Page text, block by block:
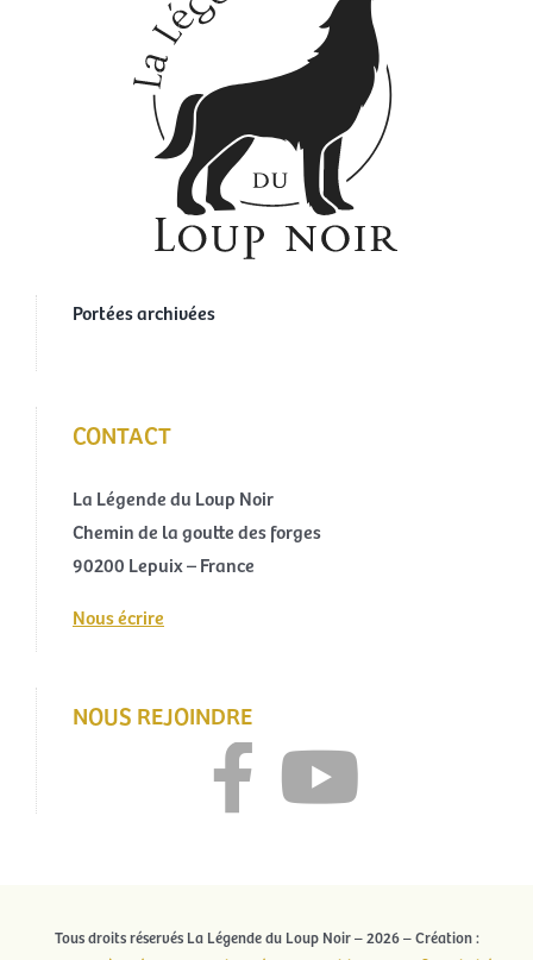
Portées archivées
CONTACT
La Légende du Loup Noir
Chemin de la goutte des forges
90200 Lepuix – France
Nous écrire
NOUS REJOINDRE
Tous droits réservés La Légende du Loup Noir – 2026 – Création :